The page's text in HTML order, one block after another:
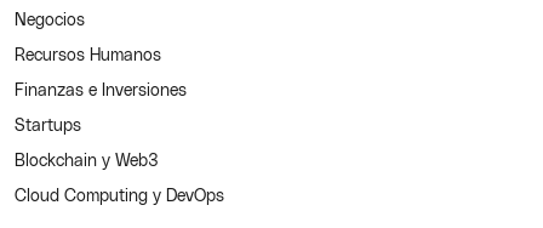
Negocios
Recursos Humanos
Finanzas e Inversiones
Startups
Blockchain y Web3
Cloud Computing y DevOps